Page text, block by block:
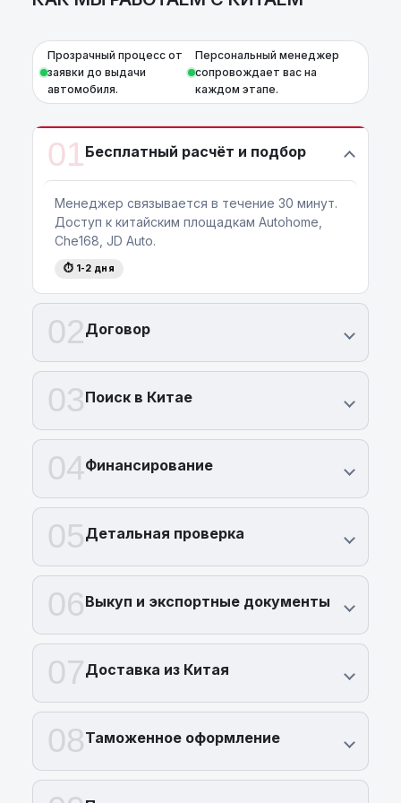
Прозрачный процесс от
заявки до выдачи
автомобиля.
Персональный менеджер
сопровождает вас на
каждом этапе.
01Бесплатный расчёт и подбор
Менеджер связывается в течение 30 минут.
Доступ к китайским площадкам Autohome,
Che168, JD Auto.
⏱ 1-2 дня
02Договор
03Поиск в Китае
04Финансирование
05Детальная проверка
06Выкуп и экспортные документы
07Доставка из Китая
08Таможенное оформление